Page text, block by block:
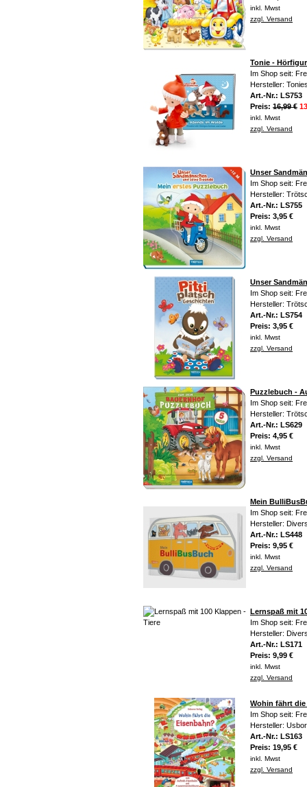
inkl. Mwst
zzgl. Versand
Tonie -
Im Shop seit:
Hersteller:
Art.-Nr.: LS753
Preis: 16,99 €
inkl. Mwst
zzgl. Versand
Unser
Im Shop seit:
Hersteller:
Art.-Nr.: LS755
Preis: 3,95 €
inkl. Mwst
zzgl. Versand
Unser
Im Shop seit:
Hersteller:
Art.-Nr.: LS754
Preis: 3,95 €
inkl. Mwst
zzgl. Versand
Puzzlebuch -
Im Shop seit:
Hersteller:
Art.-Nr.: LS629
Preis: 4,95 €
inkl. Mwst
zzgl. Versand
Mein
Im Shop seit:
Hersteller:
Art.-Nr.: LS448
Preis: 9,95 €
inkl. Mwst
zzgl. Versand
Lernspaß mit
Im Shop seit:
Hersteller:
Art.-Nr.: LS171
Preis: 9,99 €
inkl. Mwst
zzgl. Versand
Wohin fährt
Im Shop seit:
Hersteller:
Art.-Nr.: LS163
Preis: 19,95 €
inkl. Mwst
zzgl. Versand